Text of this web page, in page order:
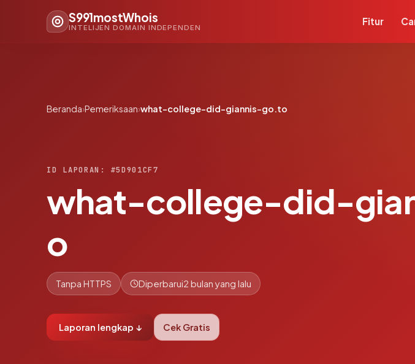
S991mostWhois
INTELIJEN DOMAIN INDEPENDEN
Fitur
Beranda›Pemeriksaan›what-college-did-giannis-go.to
ID LAPORAN: #5D901CF7
what-college-did-
o
Tanpa HTTPS Diperbarui2 bulan yang lalu
Laporan lengkap ↓ Cek Gratis